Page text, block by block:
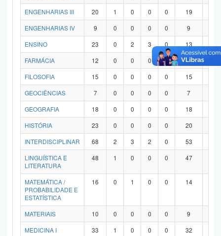
ENGENHARIAS III
20 1 0 0 0 19
ENGENHARIAS IV
9 0 0 0 0 9
ENSINO
23 0 2 3 0 13
FARMÁCIA
12 0 0 0 0 12
FILOSOFIA
15 0 0 0 0 15
GEOCIÊNCIAS
7 0 0 0 0 7
GEOGRAFIA
18 0 0 0 0 18
HISTÓRIA
23 0 0 0 0 20
INTERDISCIPLINAR
68 2 3 2 0 53
LINGUÍSTICA E
LITERATURA
48 1 0 0 0 47
MATEMÁTICA /
PROBABILIDADE E
ESTATÍSTICA
16 0 1 0 0 14
MATERIAIS 10 0 0 0 0 9
MEDICINA I
33 1 0 0 0 32